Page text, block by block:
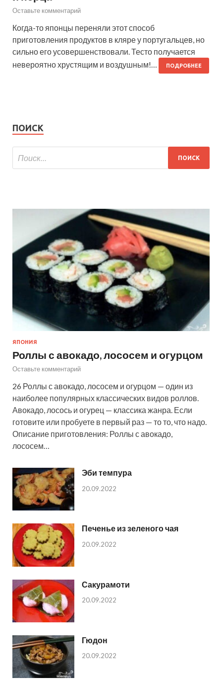
Оставьте комментарий
Когда-то японцы переняли этот способ
приготовления продуктов в кляре у португальцев, но
сильно его усовершенствовали. Тесто получается
невероятно хрустящим и воздушным!…
ПОДРОБНЕЕ
ПОИСК
ЯПОНИЯ
Роллы с авокадо, лососем и огурцом
Оставьте комментарий
26 Роллы с авокадо, лососем и огурцом — один из
наиболее популярных классических видов роллов.
Авокадо, лосось и огурец — классика жанра. Если
готовите или пробуете в первый раз — то то, что надо.
Описание приготовления: Роллы с авокадо,
лососем…
Эби темпура
20.09.2022
Печенье из зеленого чая
20.09.2022
Сакурамоти
20.09.2022
Гюдон
20.09.2022